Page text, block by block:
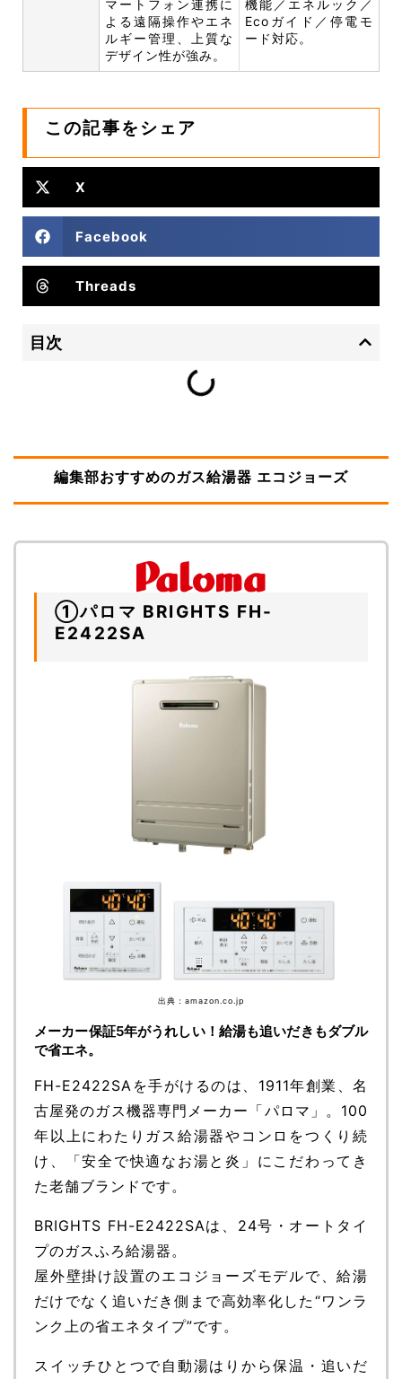
マートフォン連携に
よる遠隔操作やエネ
ルギー管理、上質な
デザイン性が強み。
機能／エネルック／
Ecoガイド／停電モ
ード対応。
この記事をシェア
X
Facebook
Threads
目次
編集部おすすめのガス給湯器 エコジョーズ
①パロマ BRIGHTS FH-
E2422SA
出典：amazon.co.jp
メーカー保証5年がうれしい！給湯も追いだきもダブル
で省エネ。
FH-E2422SAを手がけるのは、1911年創業、名
古屋発のガス機器専門メーカー「パロマ」。100
年以上にわたりガス給湯器やコンロをつくり続
け、「安全で快適なお湯と炎」にこだわってき
た老舗ブランドです。
BRIGHTS FH-E2422SAは、24号・オートタイ
プのガスふろ給湯器。
屋外壁掛け設置のエコジョーズモデルで、給湯
だけでなく追いだき側まで高効率化した“ワンラ
ンク上の省エネタイプ”です。
スイッチひとつで自動湯はりから保温・追いだ